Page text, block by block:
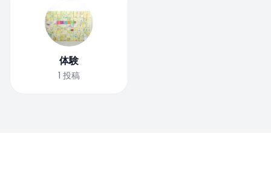
体験
1 投稿